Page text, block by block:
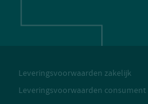
Leveringsvoorwaarden zakelijk
Leveringsvoorwaarden consument